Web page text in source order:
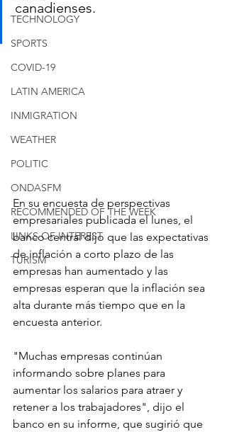
TECHNOLOGY
SPORTS
COVID-19
LATIN AMERICA
INMIGRATION
WEATHER
POLITIC
ONDASFM
RECOMMENDED OF THE WEEK
LINKS OF INTEREST
TURISM
canadienses.
En su encuesta de perspectivas
empresariales publicada el lunes, el
banco central dijo que las expectativas
de inflación a corto plazo de las
empresas han aumentado y las
empresas esperan que la inflación sea
alta durante más tiempo que en la
encuesta anterior.
"Muchas empresas continúan
informando sobre planes para
aumentar los salarios para atraer y
retener a los trabajadores", dijo el
banco en su informe, que sugirió que